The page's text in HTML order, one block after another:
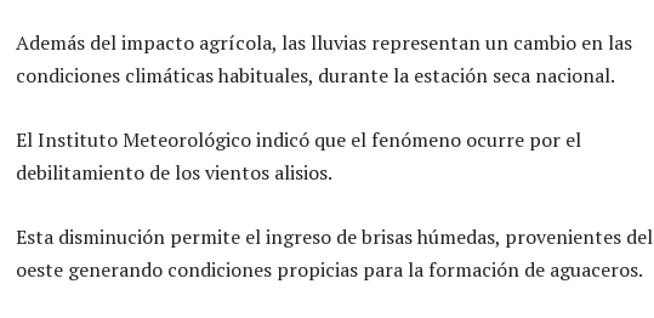
Además del impacto agrícola, las lluvias representan un cambio en las
condiciones climáticas habituales, durante la estación seca nacional.
El Instituto Meteorológico indicó que el fenómeno ocurre por el
debilitamiento de los vientos alisios.
Esta disminución permite el ingreso de brisas húmedas, provenientes del
oeste generando condiciones propicias para la formación de aguaceros.